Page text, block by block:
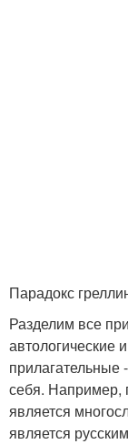
Парадокс
Разделим все
автологические
прилагательные
себя. Например,
является
является